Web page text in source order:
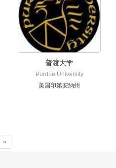
普渡大学
Purdue University
美国印第安纳州
»